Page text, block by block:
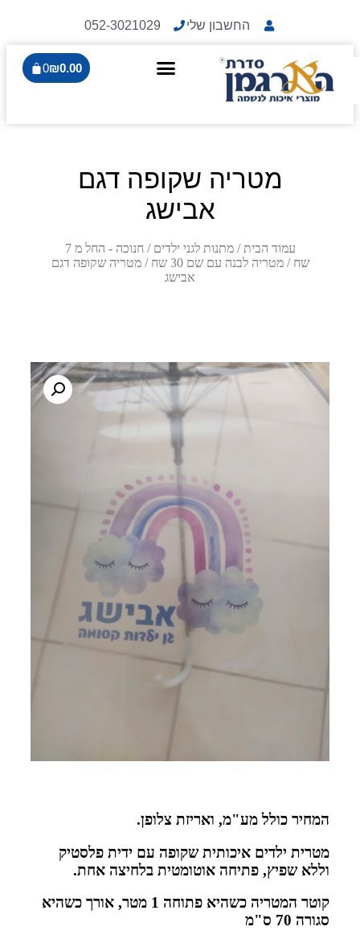
החשבון שלי 052-3021029
₪0.00
0
מטריה שקופה דגם
אבישג
עמוד הבית /מתנות לגני ילדים /
חנוכה - החל מ 7
שח /מטריה לבנה עם שם 30 שח
/ מטריה שקופה דגם
אבישג
המחיר כולל מע"מ, ואריזת צלופן.
מטרית ילדים איכותית שקופה עם ידית פלסטיק
וללא שפיץ, פתיחה אוטומטית בלחיצה אחת.
קוטר המטריה כשהיא פתוחה 1 מטר, אורך כשהיא
סגורה 70 ס"מ